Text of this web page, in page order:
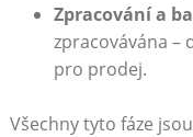
Zpracování a
zpracovávána –
pro prodej.
Všechny tyto fáze